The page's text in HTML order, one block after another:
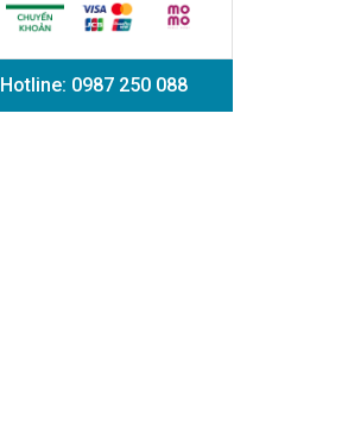
Hotline: 0987 250 088